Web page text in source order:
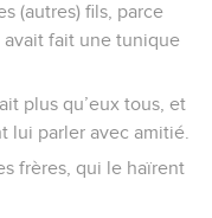
(autres) fils, parce
avait fait une tunique
plus qu’eux tous, et
lui parler avec amitié.
frères, qui le haïrent